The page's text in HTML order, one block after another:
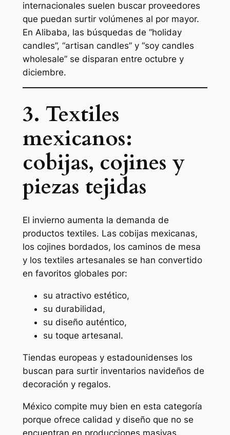
internacionales suelen buscar proveedores
que puedan surtir volúmenes al por mayor.
En Alibaba, las búsquedas de “holiday
candles”, “artisan candles” y “soy candles
wholesale” se disparan entre octubre y
diciembre.
3. Textiles
mexicanos:
cobijas, cojines y
piezas tejidas
El invierno aumenta la demanda de
productos textiles. Las cobijas mexicanas,
los cojines bordados, los caminos de mesa
y los textiles artesanales se han convertido
en favoritos globales por:
su atractivo estético,
su durabilidad,
su diseño auténtico,
su toque artesanal.
Tiendas europeas y estadounidenses los
buscan para surtir inventarios navideños de
decoración y regalos.
México compite muy bien en esta categoría
porque ofrece calidad y diseño que no se
encuentran en producciones masivas.